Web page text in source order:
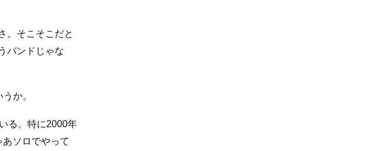
。そこそこだと
バンドじゃな
か。
る。特に2000年
ソロでやって